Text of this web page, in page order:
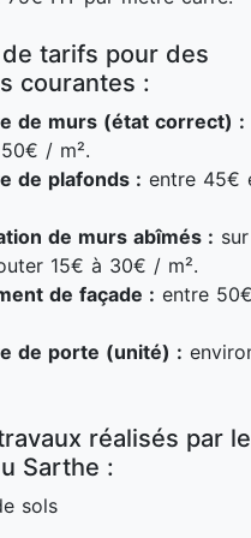
tarifs pour des
courantes :
de murs (état correct) :
/ m².
de plafonds : entre 45€
de murs abîmés :
15€ à 30€ / m².
de façade : entre
de porte (unité) :
réalisés par
Sarthe :
sols